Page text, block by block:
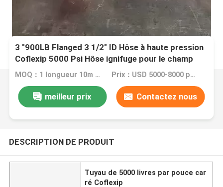
3 "900LB Flanged 3 1/2" ID Hôse à haute pression
Coflexip 5000 Psi Hôse ignifuge pour le champ
pétrolier API 16C
MOQ：1 longueur 10m réglée Prix：USD 5000-8000 per set
meilleur prix Contactez nous
DESCRIPTION DE PRODUIT
Tuyau de 5000 livres par pouce car
ré Coflexip